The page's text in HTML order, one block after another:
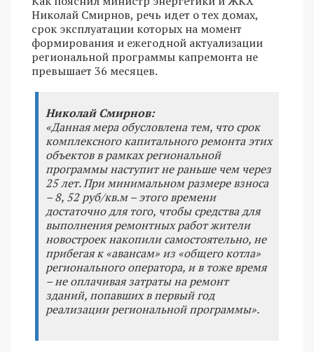
Николай Смирнов, речь идет о тех домах,
срок эксплуатации которых на момент
формирования и ежегодной актуализации
региональной программы капремонта не
превышает 36 месяцев.
Николай Смирнов:
«Данная мера обусловлена тем, что срок
комплексного капитального ремонта этих
объектов в рамках региональной
программы наступит не раньше чем через
25 лет. При минимальном размере взноса
– 8, 52 руб/кв.м – этого времени
достаточно для того, чтобы средства для
выполнения ремонтных работ жители
новостроек накопили самостоятельно, не
прибегая к «авансам» из «общего котла»
регионального оператора, и в тоже время
– не оплачивая затраты на ремонт
зданий, попавших в первый год
реализации региональной программы».